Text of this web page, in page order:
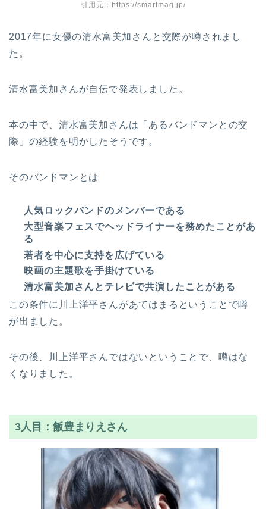
引用元：https://smartmag.jp/
2017年に女優の清水富美加さんと交際が噂されまし
た。
清水富美加さんが自伝で発表しました。
本の中で、清水富美加さんは「あるバンドマンとの交
際」の経験を明かしたそうです。
そのバンドマンとは
人気ロックバンドのメンバーである
大型音楽フェスでヘッドライナーを務めたことがあ
る
若者を中心に支持を広げている
映画の主題歌を手掛けている
清水富美加さんとテレビで共演したことがある
この条件に川上洋平さんがあてはまるということで噂
が出ました。
その後、川上洋平さんではないということで、噂はな
くなりました。
3人目：飯豊まりえさん